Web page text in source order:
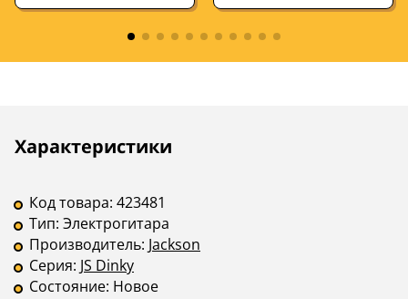
Описание
Характеристики
Инструкции
Код товара: 423481
Тип: Электрогитара
Производитель: Jackson
Серия: JS Dinky
Состояние: Новое